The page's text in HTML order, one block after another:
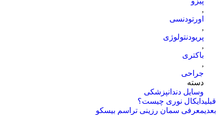
,
اورتودنسی
,
پریودنتولوژی
,
باکتری
,
جراحی
دسته
وسایل دندانپزشکی
قبلیدایکال نوری چیست؟
بعدیمعرفی سمان رزینی تراسم بیسکو